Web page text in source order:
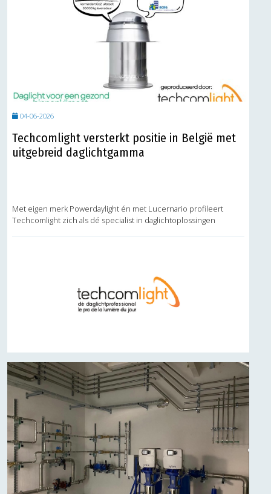
04-06-2026
Techcomlight versterkt positie in België met
uitgebreid daglichtgamma
Met eigen merk Powerdaylight én met Lucernario profileert
Techcomlight zich als dé specialist in daglichtoplossingen